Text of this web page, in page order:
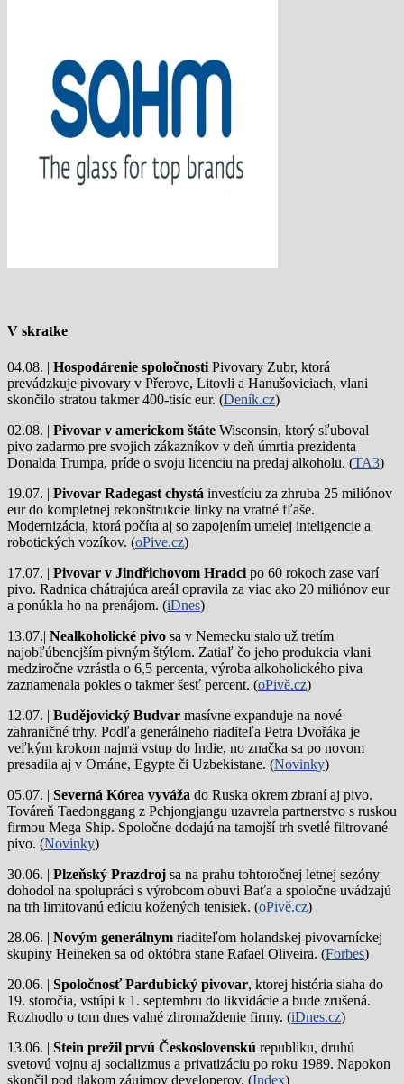
V skratke
04.08. | Hospodárenie spoločnosti Pivovary Zubr, ktorá
prevádzkuje pivovary v Přerove, Litovli a Hanušoviciach, vlani
skončilo stratou takmer 400-tisíc eur. (Deník.cz)
02.08. | Pivovar v americkom štáte Wisconsin, ktorý sľuboval
pivo zadarmo pre svojich zákazníkov v deň úmrtia prezidenta
Donalda Trumpa, príde o svoju licenciu na predaj alkoholu. (TA3)
19.07. | Pivovar Radegast chystá investíciu za zhruba 25 miliónov
eur do kompletnej rekonštrukcie linky na vratné fľaše.
Modernizácia, ktorá počíta aj so zapojením umelej inteligencie a
robotických vozíkov. (oPive.cz)
17.07. | Pivovar v Jindřichovom Hradci po 60 rokoch zase varí
pivo. Radnica chátrajúca areál opravila za viac ako 20 miliónov eur
a ponúkla ho na prenájom. (iDnes)
13.07.| Nealkoholické pivo sa v Nemecku stalo už tretím
najobľúbenejším pivným štýlom. Zatiaľ čo jeho produkcia vlani
medziročne vzrástla o 6,5 percenta, výroba alkoholického piva
zaznamenala pokles o takmer šesť percent. (oPivě.cz)
12.07. | Budějovický Budvar masívne expanduje na nové
zahraničné trhy. Podľa generálneho riaditeľa Petra Dvořáka je
veľkým krokom najmä vstup do Indie, no značka sa po novom
presadila aj v Ománe, Egypte či Uzbekistane. (Novinky)
05.07. | Severná Kórea vyváža do Ruska okrem zbraní aj pivo.
Továreň Taedonggang z Pchjongjangu uzavrela partnerstvo s ruskou
firmou Mega Ship. Spoločne dodajú na tamojší trh svetlé filtrované
pivo. (Novinky)
30.06. | Plzeňský Prazdroj sa na prahu tohtoročnej letnej sezóny
dohodol na spolupráci s výrobcom obuvi Baťa a spoločne uvádzajú
na trh limitovanú edíciu kožených tenisiek. (oPivě.cz)
28.06. | Novým generálnym riaditeľom holandskej pivovarníckej
skupiny Heineken sa od októbra stane Rafael Oliveira. (Forbes)
20.06. | Spoločnosť Pardubický pivovar, ktorej história siaha do
19. storočia, vstúpi k 1. septembru do likvidácie a bude zrušená.
Rozhodlo o tom dnes valné zhromaždenie firmy. (iDnes.cz)
13.06. | Stein prežil prvú Československú republiku, druhú
svetovú vojnu aj socializmus a privatizáciu po roku 1989. Napokon
skončil pod tlakom záujmov developerov. (Index)